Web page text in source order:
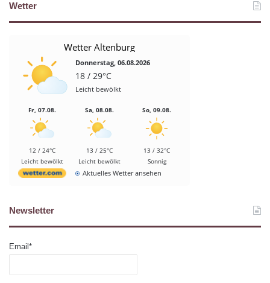
Wetter
Wetter Altenburg
Donnerstag, 06.08.2026
18 / 29°C
Leicht bewölkt
Fr, 07.08.
12 / 24°C
Leicht bewölkt
Sa, 08.08.
13 / 25°C
Leicht bewölkt
So, 09.08.
13 / 32°C
Sonnig
Aktuelles Wetter ansehen
Newsletter
Email*